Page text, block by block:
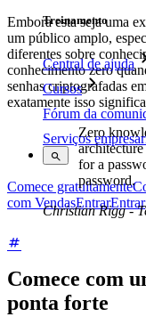
Treinamento
Central de ajuda
Cursos
Fórum da
Serviços
Comece gratuitamente
com VendasEntrarEntrar
Embora esta seja uma
um público amplo,
diferentes sobre
conhecimento zero
senhas criptografadas
exatamente isso
Zero
for a
password.
Christian Rigg -
Comece com
ponta forte